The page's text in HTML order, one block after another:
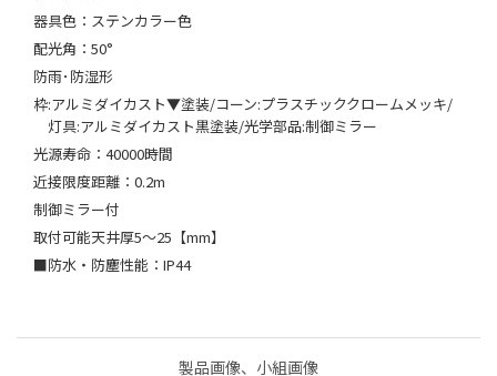
器具色：ステンカラー色
配光角：50°
防雨･防湿形
枠:アルミダイカスト▼塗装/コーン:プラスチッククロームメッキ/
灯具:アルミダイカスト黒塗装/光学部品:制御ミラー
光源寿命：40000時間
近接限度距離：0.2m
制御ミラー付
取付可能天井厚5～25【mm】
■防水・防塵性能：IP44
製品画像、小組画像